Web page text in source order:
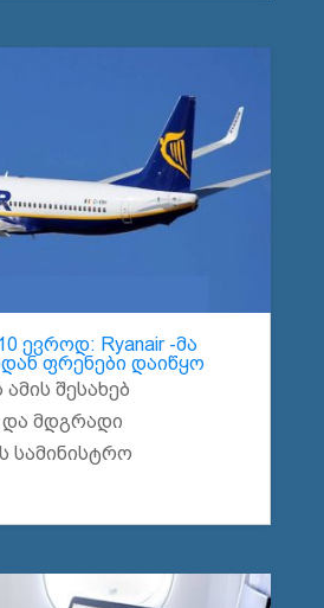
ევროდ: Ryanair -მა
ფრენები დაიწყო
შესახებ
და მდგრადი
სამინისტრო